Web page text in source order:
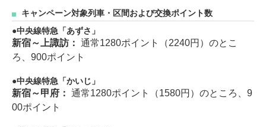
キャンペーン対象列車・区間および交換ポイント数
中央線特急「あずさ」
新宿～上諏訪： 通常1280ポイント（2240円）のとこ
ろ、900ポイント
中央線特急「かいじ」
新宿～甲府： 通常1280ポイント（1580円）のところ、9
00ポイント